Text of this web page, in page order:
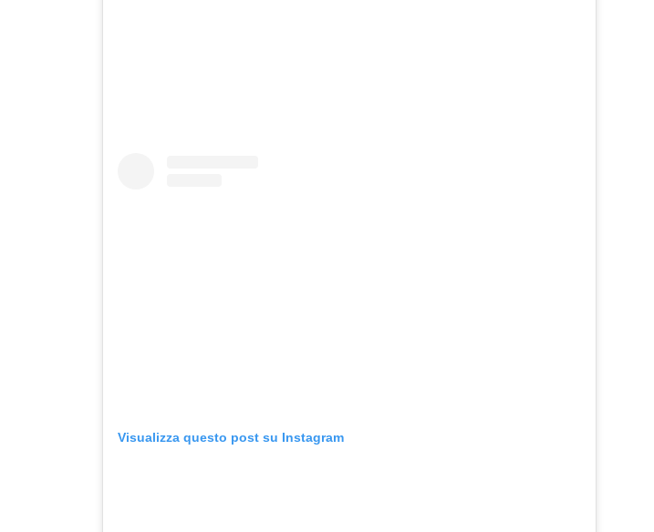
Visualizza questo post su Instagram